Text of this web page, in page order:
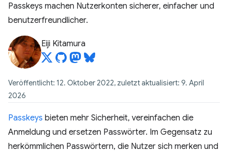
Passkeys machen Nutzerkonten sicherer, einfacher und
benutzerfreundlicher.
Eiji Kitamura
Veröffentlicht: 12. Oktober 2022, zuletzt aktualisiert: 9. April
2026
Passkeys bieten mehr Sicherheit, vereinfachen die
Anmeldung und ersetzen Passwörter. Im Gegensatz zu
herkömmlichen Passwörtern, die Nutzer sich merken und